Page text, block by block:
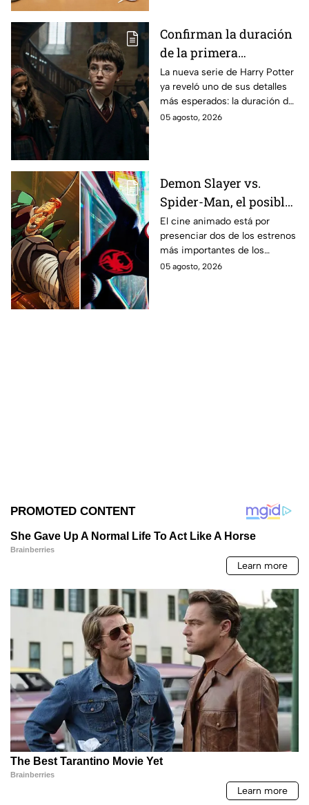
Confirman la duración
de la primera
temporada de Harry
Potter y emocionará a
los fans de los libros
La nueva serie de Harry Potter
ya reveló uno de sus detalles
más esperados: la duración de
la primera temporada basada
05 agosto, 2026
Demon Slayer vs.
Spider-Man, el posible
gran enfrentamiento
en taquilla del 2027
El cine animado está por
presenciar dos de los estrenos
más importantes de los
últimos años.
05 agosto, 2026